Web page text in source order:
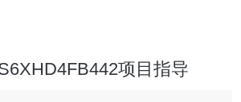
项目指导